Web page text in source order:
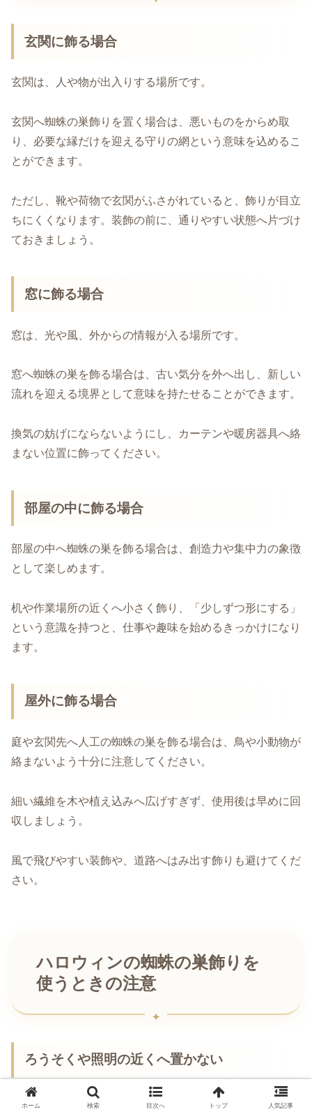
玄関に飾る場合
玄関は、人や物が出入りする場所です。
玄関へ蜘蛛の巣飾りを置く場合は、悪いものをからめ取
り、必要な縁だけを迎える守りの網という意味を込めるこ
とができます。
ただし、靴や荷物で玄関がふさがれていると、飾りが目立
ちにくくなります。装飾の前に、通りやすい状態へ片づけ
ておきましょう。
窓に飾る場合
窓は、光や風、外からの情報が入る場所です。
窓へ蜘蛛の巣を飾る場合は、古い気分を外へ出し、新しい
流れを迎える境界として意味を持たせることができます。
換気の妨げにならないようにし、カーテンや暖房器具へ絡
まない位置に飾ってください。
部屋の中に飾る場合
部屋の中へ蜘蛛の巣を飾る場合は、創造力や集中力の象徴
として楽しめます。
机や作業場所の近くへ小さく飾り、「少しずつ形にする」
という意識を持つと、仕事や趣味を始めるきっかけになり
ます。
屋外に飾る場合
庭や玄関先へ人工の蜘蛛の巣を飾る場合は、鳥や小動物が
絡まないよう十分に注意してください。
細い繊維を木や植え込みへ広げすぎず、使用後は早めに回
収しましょう。
風で飛びやすい装飾や、道路へはみ出す飾りも避けてくだ
さい。
ハロウィンの蜘蛛の巣飾りを
使うときの注意
ろうそくや照明の近くへ置かない
人工の蜘蛛の巣は燃えやすい素材で作られていることがあ
ホーム 検索 目次へ トップ 人気記事